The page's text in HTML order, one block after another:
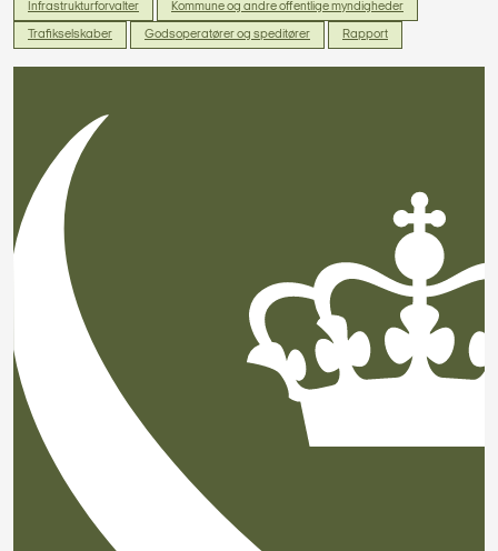
Infrastrukturforvalter Kommune og andre offentlige myndigheder
Trafikselskaber Godsoperatører og speditører Rapport